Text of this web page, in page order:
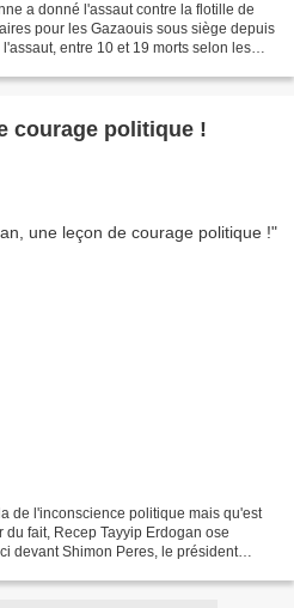
a donné l'assaut contre la flotille de
pour les Gazaouis sous siège depuis
entre 10 et 19 morts selon les
courage politique !
de l'inconscience politique mais qu'est
fait, Recep Tayyip Erdogan ose
devant Shimon Peres, le président